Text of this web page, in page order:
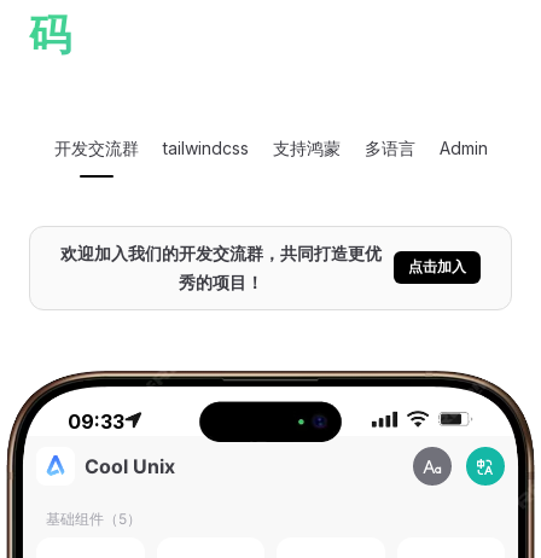
码
开发交流群 tailwindcss 支持鸿蒙 多语言 Admin
欢迎加入我们的开发交流群，共同打造更优
秀的项目！
点击加入
09:33